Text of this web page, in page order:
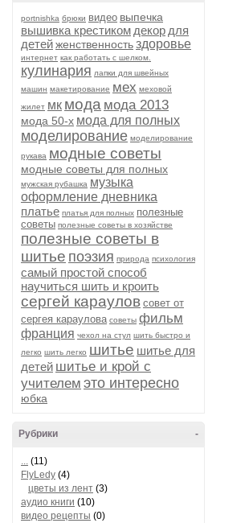
portnishka брюки видео выпечка
вышивка крестиком декор для
детейженственностьздоровье
интернет как работать с шелком.
кулинария лапки для швейных
машин макетирование мех меховой
жилет мк мода мода 2013
мода 50-х мода для полных
моделирование моделирование
рукава модные советы
модные советы для полных
мужская рубашка музыка
оформление дневника
платье платья для полных полезные
советы полезные советы в хозяйстве
полезные советы в
шитье поэзия природа психология
самый простой способ
научиться шить и кроить
сергей караулов совет от
сергея караулова советы фильм
франция чехол на стул шить быстро и
легко шить легко шитье шитье для
детей шитье и крой с
учителем это интересно
юбка
-
Рубрики
... (11)
FlyLedy (4)
цветы из лент (3)
аудио книги (10)
видео рецепты (0)